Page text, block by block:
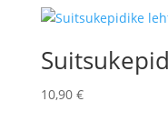
10,90 €